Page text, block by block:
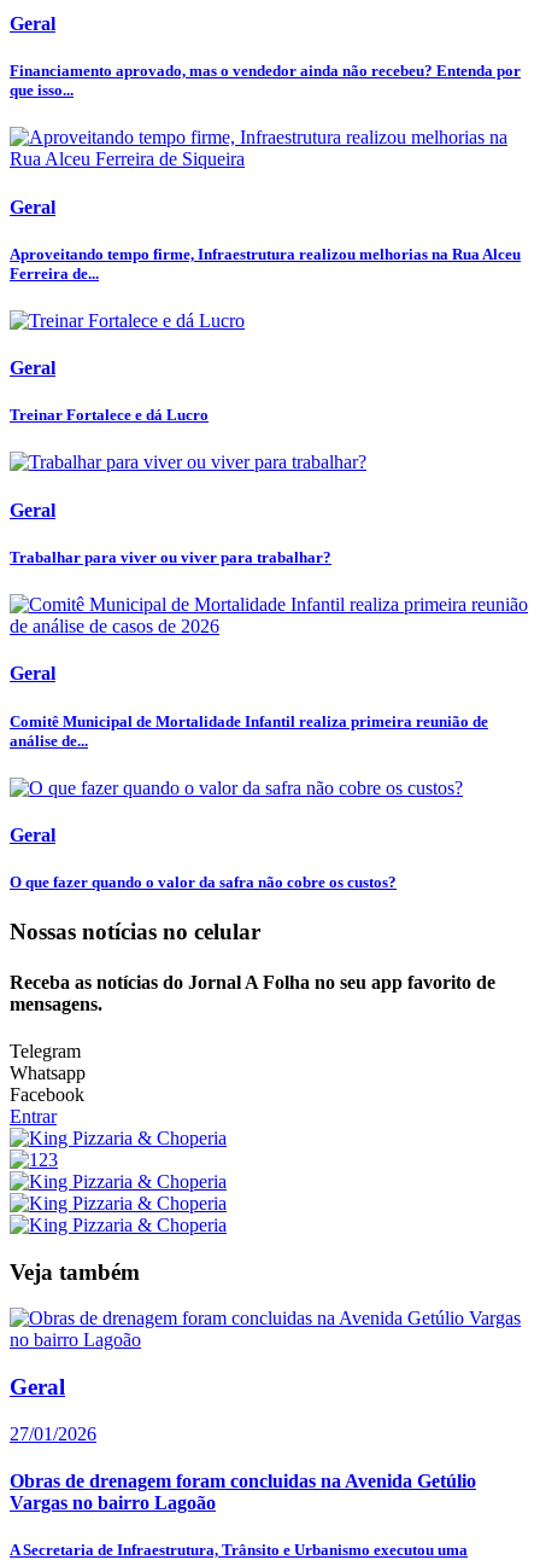
Geral
Financiamento aprovado, mas o vendedor ainda não recebeu? Entenda por
que isso...
Geral
Aproveitando tempo firme, Infraestrutura realizou melhorias na Rua Alceu
Ferreira de...
Geral
Treinar Fortalece e dá Lucro
Geral
Trabalhar para viver ou viver para trabalhar?
Geral
Comitê Municipal de Mortalidade Infantil realiza primeira reunião de
análise de...
Geral
O que fazer quando o valor da safra não cobre os custos?
Nossas notícias no celular
Receba as notícias do Jornal A Folha no seu app favorito de
mensagens.
Telegram
Whatsapp
Facebook
Entrar
Veja também
Geral
27/01/2026
Obras de drenagem foram concluidas na Avenida Getúlio
Vargas no bairro Lagoão
A Secretaria de Infraestrutura, Trânsito e Urbanismo executou uma